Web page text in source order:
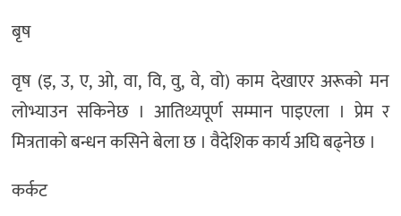
बृष
वृष (इ, उ, ए, ओ, वा, वि, वु, वे, वो) काम देखाएर अरूको मन
लोभ्याउन सकिनेछ । आतिथ्यपूर्ण सम्मान पाइएला । प्रेम र
मित्रताको बन्धन कसिने बेला छ । वैदेशिक कार्य अघि बढ्नेछ ।
कर्कट